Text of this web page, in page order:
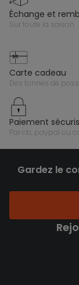
échange et
sur toute la saison
carte cadeau
des tonnes de
paiement
par cb, paypal ou
Gardez le